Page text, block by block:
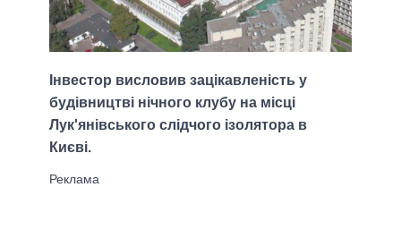
Інвестор висловив зацікавленість у
будівництві нічного клубу на місці
Лук'янівського слідчого ізолятора в
Києві.